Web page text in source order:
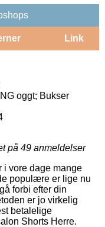
Link
oggt; Bukser
på 49 anmeldelser
i vore dage mange
populære er lige nu
forbi efter din
er jo virkelig
betalelige
Shorts Herre.